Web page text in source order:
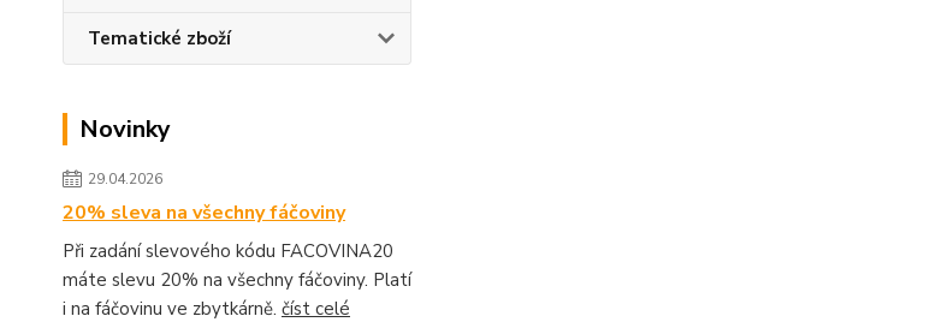
Tematické zboží
Novinky
29.04.2026
20% sleva na všechny fáčoviny
Při zadání slevového kódu FACOVINA20
máte slevu 20% na všechny fáčoviny. Platí
i na fáčovinu ve zbytkárně. číst celé